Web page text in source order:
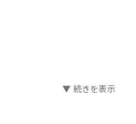
▼ 続きを表示